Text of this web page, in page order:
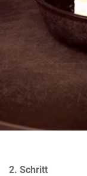
2. Schritt